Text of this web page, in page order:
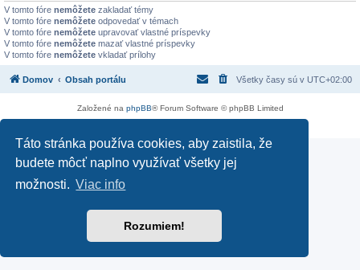
Táto stránka používa cookies, aby zaistila, že
budete môcť naplno využívať všetky jej
možnosti. Viac info
Rozumiem!
V tomto fóre nemôžete zakladať témy
V tomto fóre nemôžete odpovedať v témach
V tomto fóre nemôžete upravovať vlastné príspevky
V tomto fóre nemôžete mazať vlastné príspevky
V tomto fóre nemôžete vkladať prílohy
Domov Obsah portálu Všetky časy sú v UTC+02:00
Založené na phpBB® Forum Software © phpBB Limited